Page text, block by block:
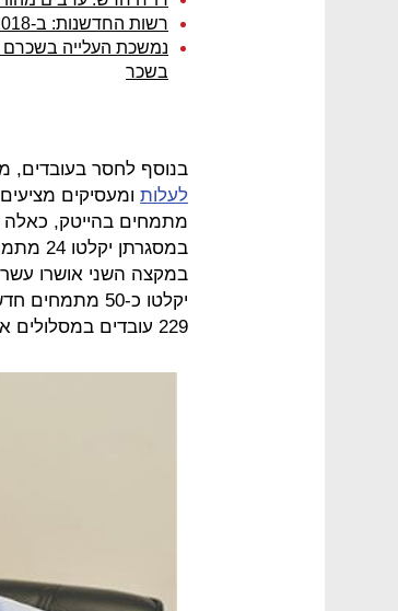
רשות החדשנות: ב-2018 הצטרפו 19,000 עובדים למגזר ההייטק
נמשכת העלייה
בשכר
בנוסף לחסר בעובדים,
לעלות ומעסיקים
מתמחים בהייטק, כאלה
במסגרתן יקלטו 24 מתמחים בשוק ההייטק, בהיקף תקציבי של כ-2.2 מיליון שקל.
229 עובדים במסלולים אלה.